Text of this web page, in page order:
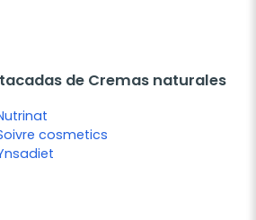
de Cremas naturales
cosmetics